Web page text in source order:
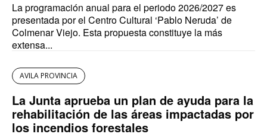
La programación anual para el periodo 2026/2027 es
presentada por el Centro Cultural ‘Pablo Neruda’ de
Colmenar Viejo. Esta propuesta constituye la más
extensa...
AVILA PROVINCIA
La Junta aprueba un plan de ayuda para la
rehabilitación de las áreas impactadas por
los incendios forestales